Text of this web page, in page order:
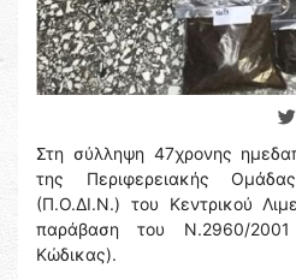
Στη σύλληψη 47χρονης
της Περιφερειακής
(Π.Ο.ΔΙ.Ν.) του Κεντρικού
παράβαση του Ν.2960/2001
Κώδικας).